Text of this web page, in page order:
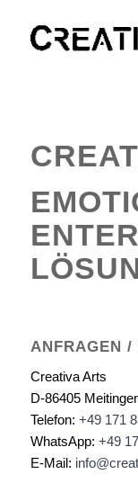
ANFRAGEN /
Creativa Arts
D-86405
Telefon: +49 171
WhatsApp: +49
E-Mail: